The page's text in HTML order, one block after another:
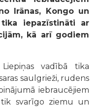
Irānas, Kongo un
tika iepazīstināti ar
kā arī godiem
vadībā tika
saulgrieži, rudens
iebraucējiem
svarīgo ziemu un